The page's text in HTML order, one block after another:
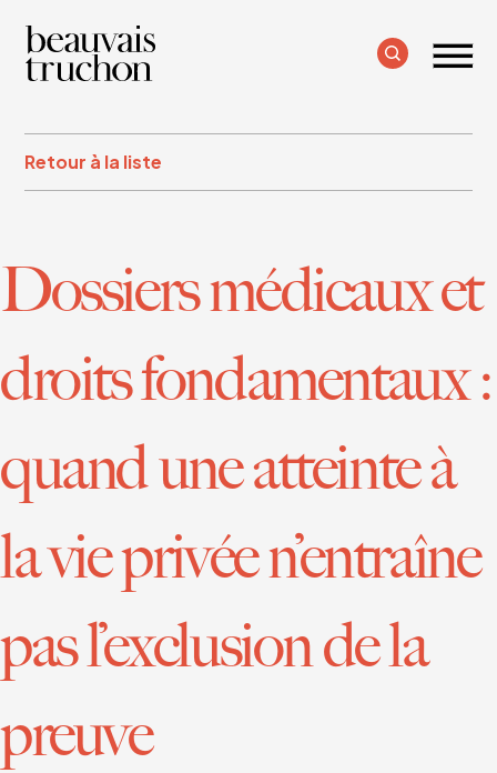
Retour à la liste
Dossiers médicaux et
droits fondamentaux :
quand une atteinte à
la vie privée n’entraîne
pas l’exclusion de la
preuve